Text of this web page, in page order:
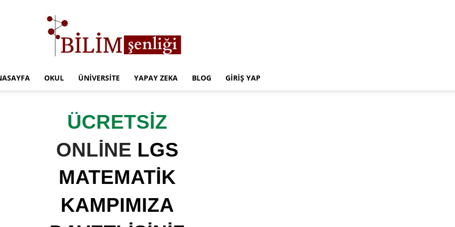
Eğitim
OKUL ÜNIVERSITE YAPAY ZEKA BLOG GIRIŞ YAP